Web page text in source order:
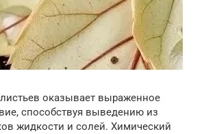
оказывает выраженное
способствуя выведению из
жидкости и солей. Химический